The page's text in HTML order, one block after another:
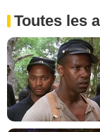
Toutes les